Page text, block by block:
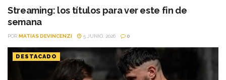
el menú tiene de todo. I Will Find You - Netflix Te
encontraré es una miniserie basada en...
Streaming: los títulos para ver este fin de
semana
POR MATIAS DEVINCENZI 5 JUNIO, 2026 0
DESTACADO